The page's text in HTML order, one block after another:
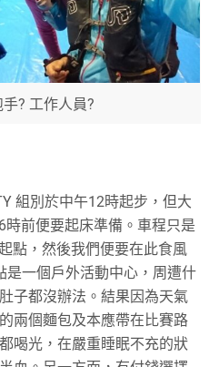
? 工作人員?
組別於中午12時起步，但大
前便要起床準備。車程只是
點，然後我們便要在此食風
是一個戶外活動中心，周遭什
子都沒辦法。結果因為天氣
兩個麵包及本應帶在比賽路
喝光，在嚴重睡眠不充的狀